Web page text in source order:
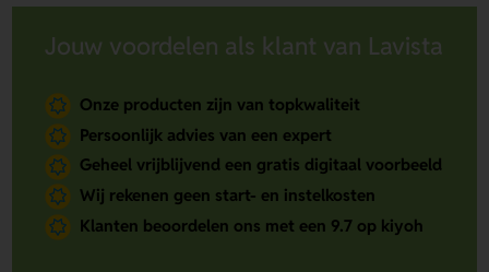
Jouw voordelen als klant van Lavista
Onze producten zijn van topkwaliteit
Persoonlijk advies van een expert
Geheel vrijblijvend een gratis digitaal voorbeeld
Wij rekenen geen start- en instelkosten
Klanten beoordelen ons met een 9.7 op kiyoh